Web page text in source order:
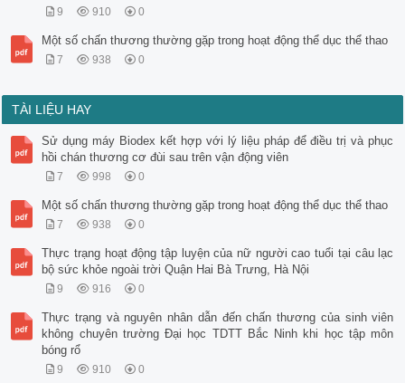
9 910 0
Một số chấn thương thường gặp trong hoạt động thể dục thể thao
7 938 0
TÀI LIỆU HAY
Sử dụng máy Biodex kết hợp với lý liệu pháp để điều trị và phục
hồi chán thương cơ đùi sau trên vận động viên
7 998 0
Một số chấn thương thường gặp trong hoạt động thể dục thể thao
7 938 0
Thực trạng hoạt động tập luyện của nữ người cao tuổi tại câu lạc
bộ sức khỏe ngoài trời Quận Hai Bà Trưng, Hà Nội
9 916 0
Thực trạng và nguyên nhân dẫn đến chấn thương của sinh viên
không chuyên trường Đại học TDTT Bắc Ninh khi học tập môn
bóng rổ
9 910 0